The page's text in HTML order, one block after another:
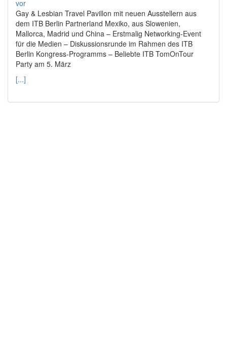
Gay & Lesbian Travel Pavillon mit neuen Ausstellern aus
dem ITB Berlin Partnerland Mexiko, aus Slowenien,
Mallorca, Madrid und China – Erstmalig Networking-Event
für die Medien – Diskussionsrunde im Rahmen des ITB
Berlin Kongress-Programms – Beliebte ITB TomOnTour
Party am 5. März
[...]